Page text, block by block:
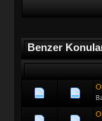
Benzer